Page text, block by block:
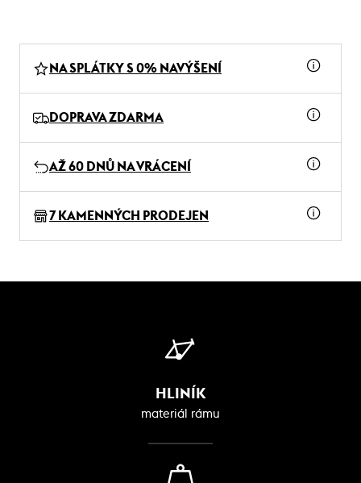
NA SPLÁTKY S 0% NAVÝŠENÍ
DOPRAVA ZDARMA
AŽ 60 DNŮ NA VRÁCENÍ
7 KAMENNÝCH PRODEJEN
HLINÍK
materiál rámu